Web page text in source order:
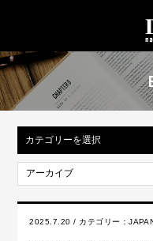
カテゴリーを選択
アーカイブ
2025.7.20 / カテゴリー：